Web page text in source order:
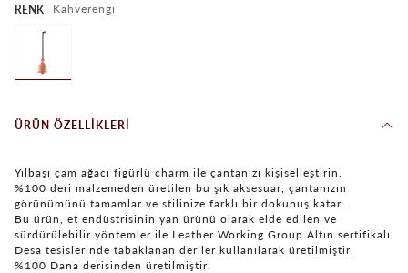
RENK Kahverengi
ÜRÜN ÖZELLIKLERI
Yılbaşı çam ağacı figürlü charm ile çantanızı kişiselleştirin.
%100 deri malzemeden üretilen bu şık aksesuar, çantanızın
görünümünü tamamlar ve stilinize farklı bir dokunuş katar.
Bu ürün, et endüstrisinin yan ürünü olarak elde edilen ve
sürdürülebilir yöntemler ile Leather Working Group Altın sertifikalı
Desa tesislerinde tabaklanan deriler kullanılarak üretilmiştir.
%100 Dana derisinden üretilmiştir.